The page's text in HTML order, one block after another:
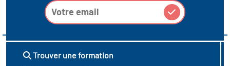
Trouver une formation